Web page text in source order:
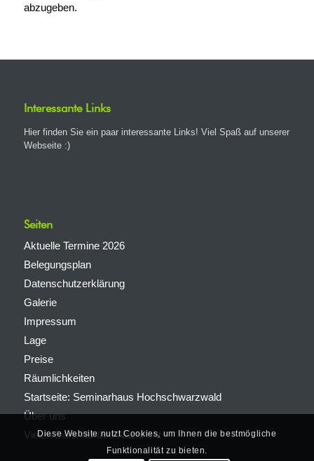
abzugeben.
Interessante Links
Hier finden Sie ein paar interessante Links! Viel Spaß auf unserer
Webseite :)
Seiten
Aktuelle Termine 2026
Belegungsplan
Datenschutzerklärung
Galerie
Impressum
Lage
Preise
Räumlichkeiten
Startseite: Seminarhaus Hochschwarzwald
Über uns
Vielen Dank für Ihre Nachricht
Diese Website nutzt Cookies, um Ihnen die bestmögliche
Funktionalität zu bieten.